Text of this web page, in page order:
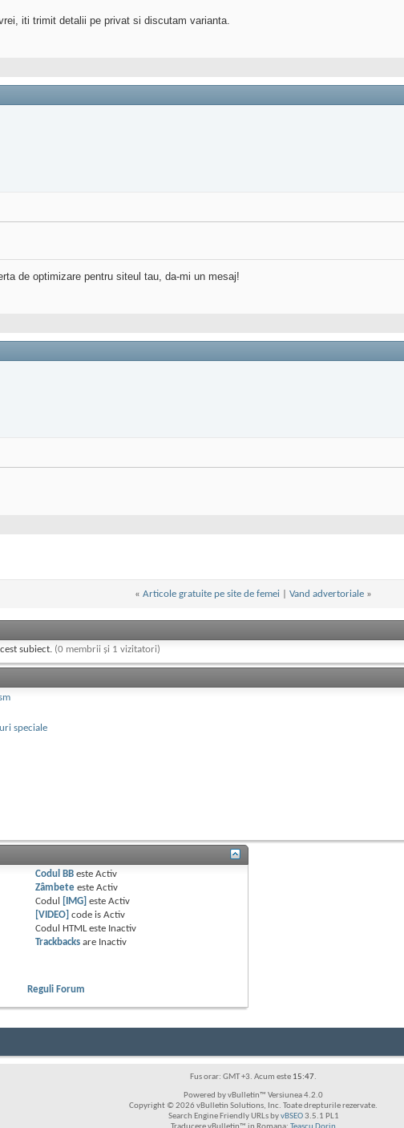
iti trimit detalii pe privat si discutam varianta.
de optimizare pentru siteul tau, da-mi un mesaj!
« Articole gratuite pe site de femei Vand advertoriale »
subiect. (0 membrii și 1 vizitatori)
speciale
Codul BB esteActiv
Zâmbete esteActiv
Codul
[IMG] esteActiv
[VIDEO] code isActiv
Codul HTML este Inactiv
Trackbacks are Inactiv
Reguli Forum
Fus orar: GMT +3. Acum este 15:47.
Powered by vBulletin™ Versiunea 4.2.0
Copyright © 2026 vBulletin Solutions, Inc. Toate drepturile rezervate.
Search Engine Friendly URLs byvBSEO3.5.1 PL1